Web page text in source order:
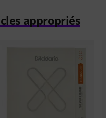
appropriés